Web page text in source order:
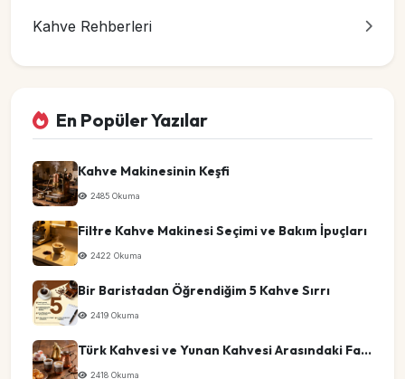
Kahve Rehberleri
En Popüler Yazılar
Kahve Makinesinin Keşfi
2485 Okuma
Filtre Kahve Makinesi Seçimi ve Bakım İpuçları
2422 Okuma
Bir Baristadan Öğrendiğim 5 Kahve Sırrı
2419 Okuma
Türk Kahvesi ve Yunan Kahvesi Arasındaki Farklar
2418 Okuma